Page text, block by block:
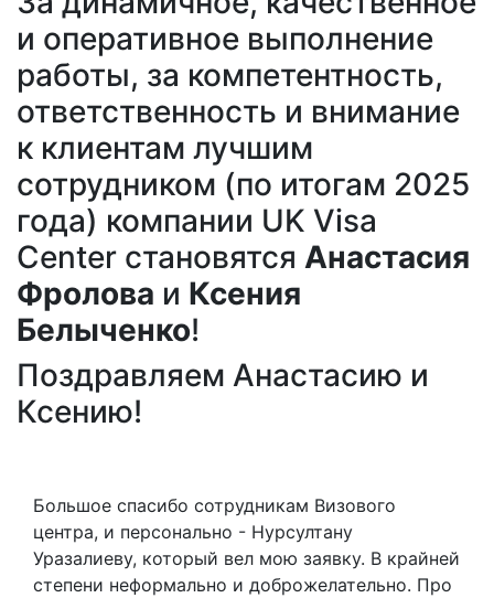
и оперативное выполнение
работы, за компетентность,
ответственность и внимание
к клиентам лучшим
сотрудником (по итогам 2025
года) компании UK Visa
Center становятся Анастасия
Фролова и Ксения
Белыченко!
Поздравляем Анастасию и
Ксению!
Большое спасибо сотрудникам Визового
центра, и персонально - Нурсултану
Уразалиеву, который вел мою заявку. В крайней
степени неформально и доброжелательно. Про